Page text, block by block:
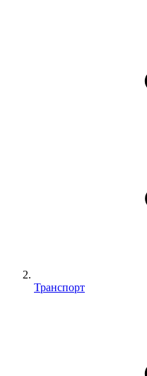
Транспорт